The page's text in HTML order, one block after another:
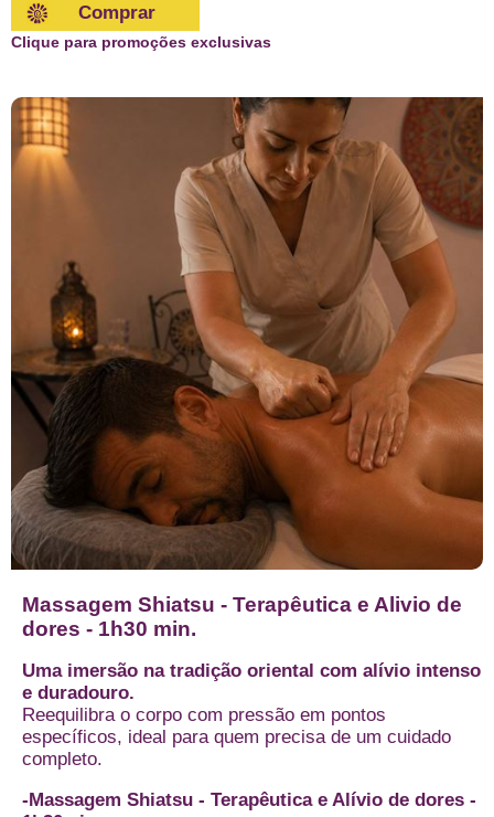
Comprar
Clique para promoções exclusivas
Massagem Shiatsu - Terapêutica e Alivio de
dores - 1h30 min.
Uma imersão na tradição oriental com alívio intenso
e duradouro.
Reequilibra o corpo com pressão em pontos
específicos, ideal para quem precisa de um cuidado
completo.
-Massagem Shiatsu - Terapêutica e Alívio de dores -